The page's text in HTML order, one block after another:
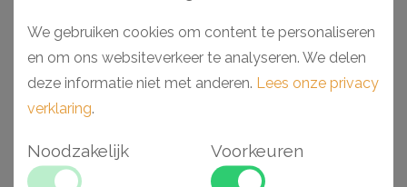
Gerelateerde
artikelen
Aanbieding
We gebruiken cookies om content te personaliseren
en om ons websiteverkeer te analyseren. We delen
deze informatie niet met anderen. Lees onze privacy
verklaring.
Noodzakelijk Voorkeuren